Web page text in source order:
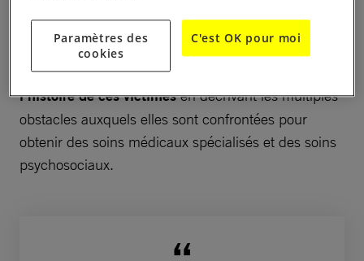
manifestants.
Dans cette enquête, nous mettons en lumière
l’histoire de ces victimesen décrivant les multiples
obstacles auxquels elles sont confrontées pour
obtenir des soins médicaux spécialisés et des soins
psychosociaux.
Paramètres des
cookies
C'est OK pour moi